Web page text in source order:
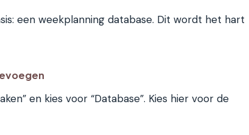
een weekplanning database. Dit wordt het hart
en kies voor “Database”. Kies hier voor de